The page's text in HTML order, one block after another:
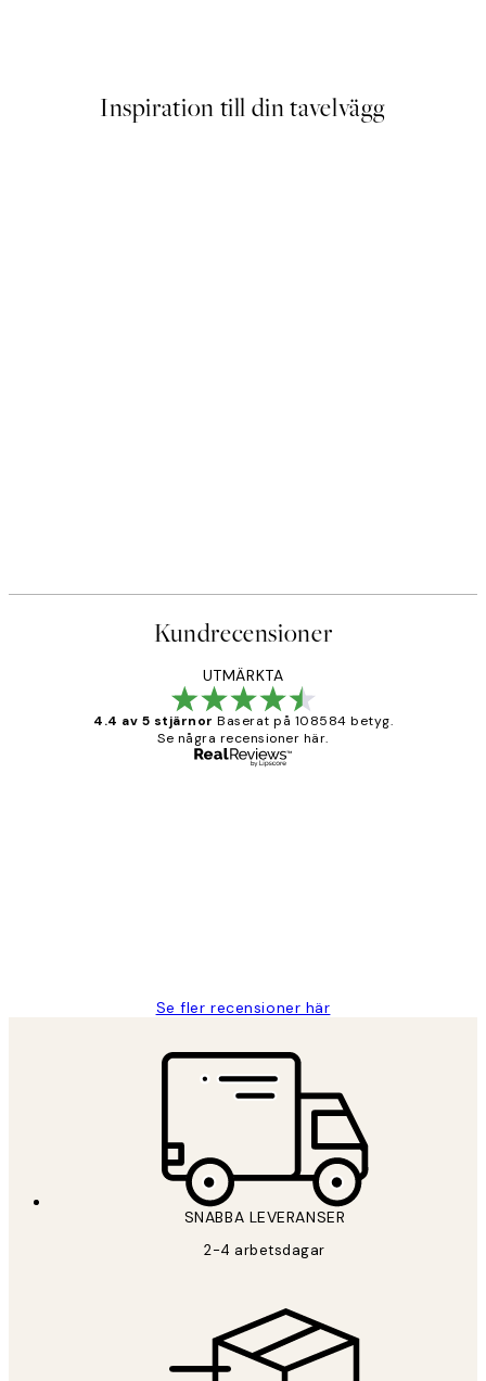
Inspiration till din tavelvägg
Kundrecensioner
UTMÄRKTA
4.4 av 5 stjärnor Baserat på 108584 betyg.
Se några recensioner här.
Se fler recensioner här
SNABBA LEVERANSER
2-4 arbetsdagar